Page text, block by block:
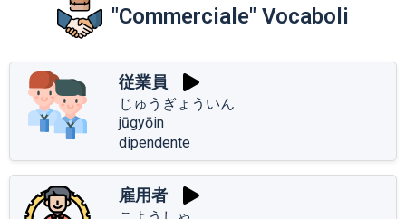
"Commerciale" Vocaboli
従業員
じゅうぎょういん
jūgyōin
dipendente
雇用者